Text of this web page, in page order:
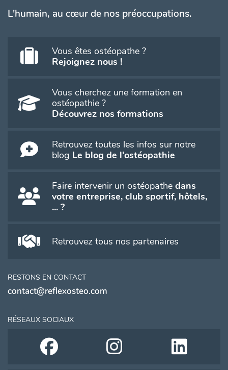
L'humain, au cœur de nos préoccupations.
Vous êtes ostéopathe ?
Rejoignez nous !
Vous cherchez une formation en
ostéopathie ?
Découvrez nos formations
Retrouvez toutes les infos sur notre
blog Le blog de l'ostéopathie
Faire intervenir un ostéopathe dans
votre entreprise, club sportif, hôtels,
... ?
Retrouvez tous nos partenaires
RESTONS EN CONTACT
contact@reflexosteo.com
RÉSEAUX SOCIAUX